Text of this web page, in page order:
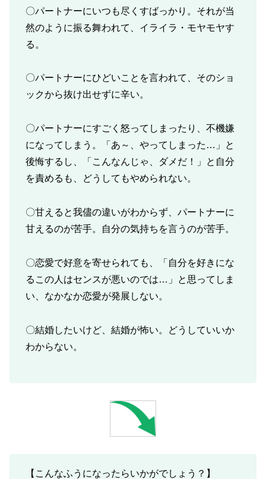
〇パートナーにいつも尽くすばっかり。それが当
然のように振る舞われて、イライラ・モヤモヤす
る。
〇パートナーにひどいことを言われて、そのショ
ックから抜け出せずに辛い。
〇パートナーにすごく怒ってしまったり、不機嫌
になってしまう。「あ～、やってしまった…」と
後悔するし、「こんなんじゃ、ダメだ！」と自分
を責めるも、どうしてもやめられない。
〇甘えると我儘の違いがわからず、パートナーに
甘えるのが苦手。自分の気持ちを言うのが苦手。
〇恋愛で好意を寄せられても、「自分を好きにな
るこの人はセンスが悪いのでは…」と思ってしま
い、なかなか恋愛が発展しない。
〇結婚したいけど、結婚が怖い。どうしていいか
わからない。
【こんなふうになったらいかがでしょう？】